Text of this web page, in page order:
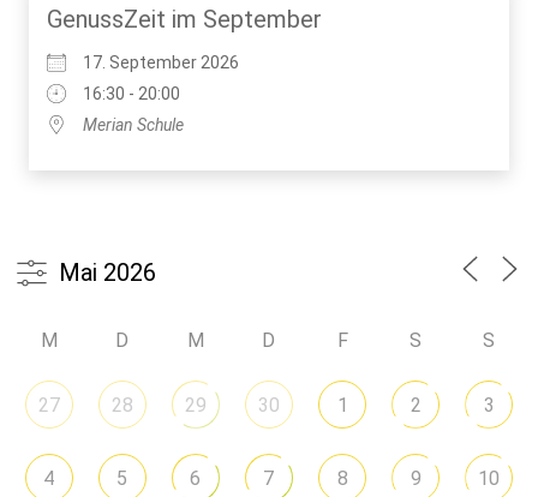
GenussZeit im September
17. September 2026
16:30 - 20:00
Merian Schule
M D M D F S S
27 28 29 30 1 2 3
4 5 6 7 8 9 10